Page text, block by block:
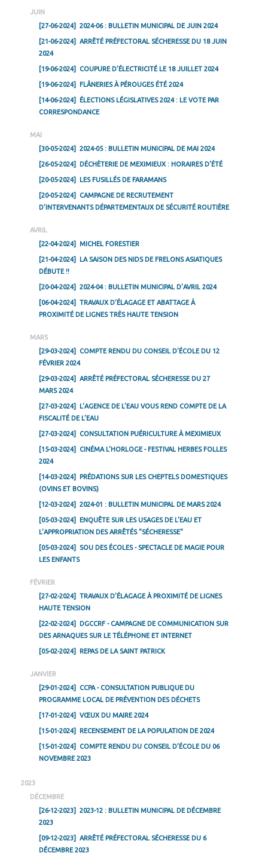
JUIN
[27-06-2024]
2024-06 : BULLETIN MUNICIPAL DE JUIN 2024
[21-06-2024]
ARRÊTÉ PRÉFECTORAL SÉCHERESSE DU 18 JUIN
2024
[19-06-2024] COUPURE D’ÉLECTRICITÉ LE 18 JUILLET 2024
[19-06-2024] FLÂNERIES À PÉROUGES ÉTÉ 2024
[14-06-2024]
ÉLECTIONS LÉGISLATIVES 2024 : LE VOTE PAR
CORRESPONDANCE
MAI
[30-05-2024]
2024-05 : BULLETIN MUNICIPAL DE MAI 2024
[26-05-2024] DÉCHÈTERIE DE MEXIMIEUX : HORAIRES D’ÉTÉ
[20-05-2024] LES FUSILLÉS DE FARAMANS
[20-05-2024]
CAMPAGNE DE RECRUTEMENT
D’INTERVENANTS DÉPARTEMENTAUX DE SÉCURITÉ ROUTIÈRE
AVRIL
[22-04-2024]
MICHEL FORESTIER
[21-04-2024]
LA SAISON DES NIDS DE FRELONS ASIATIQUES
DÉBUTE !!
[20-04-2024] 2024-04 : BULLETIN MUNICIPAL D’AVRIL 2024
[06-04-2024]
TRAVAUX D’ÉLAGAGE ET ABATTAGE À
PROXIMITÉ DE LIGNES TRÈS HAUTE TENSION
MARS
[29-03-2024]
COMPTE RENDU DU CONSEIL D’ÉCOLE DU 12
FÉVRIER 2024
[29-03-2024]
ARRÊTÉ PRÉFECTORAL SÉCHERESSE DU 27
MARS 2024
[27-03-2024]
L’AGENCE DE L’EAU VOUS REND COMPTE DE LA
FISCALITÉ DE L’EAU
[27-03-2024] CONSULTATION PUÉRICULTURE À MEXIMIEUX
[15-03-2024]
CINÉMA L’HORLOGE - FESTIVAL HERBES FOLLES
2024
[14-03-2024]
PRÉDATIONS SUR LES CHEPTELS DOMESTIQUES
(OVINS ET BOVINS)
[12-03-2024] 2024-01 : BULLETIN MUNICIPAL DE MARS 2024
[05-03-2024]
ENQUÊTE SUR LES USAGES DE L’EAU ET
L’APPROPRIATION DES ARRÊTÉS "SÉCHERESSE"
[05-03-2024]
SOU DES ÉCOLES - SPECTACLE DE MAGIE POUR
LES ENFANTS
FÉVRIER
[27-02-2024]
TRAVAUX D’ÉLAGAGE À PROXIMITÉ DE LIGNES
HAUTE TENSION
[22-02-2024]
DGCCRF - CAMPAGNE DE COMMUNICATION SUR
DES ARNAQUES SUR LE TÉLÉPHONE ET INTERNET
[05-02-2024] REPAS DE LA SAINT PATRICK
JANVIER
[29-01-2024]
CCPA - CONSULTATION PUBLIQUE DU
PROGRAMME LOCAL DE PRÉVENTION DES DÉCHETS
[17-01-2024] VŒUX DU MAIRE 2024
[15-01-2024] RECENSEMENT DE LA POPULATION DE 2024
[15-01-2024]
COMPTE RENDU DU CONSEIL D’ÉCOLE DU 06
NOVEMBRE 2023
2023
DÉCEMBRE
[26-12-2023]
2023-12 : BULLETIN MUNICIPAL DE DÉCEMBRE
2023
[09-12-2023]
ARRÊTÉ PRÉFECTORAL SÉCHERESSE DU 6
DÉCEMBRE 2023